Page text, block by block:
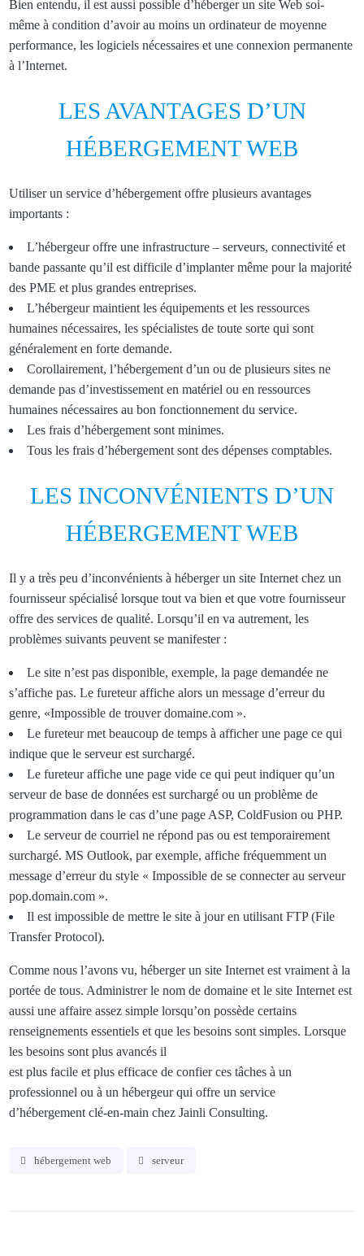
Bien entendu, il est aussi possible d’héberger un site Web soi-
même à condition d’avoir au moins un ordinateur de moyenne
performance, les logiciels nécessaires et une connexion permanente
à l’Internet.
LES AVANTAGES D’UN
HÉBERGEMENT WEB
Utiliser un service d’hébergement offre plusieurs avantages
importants :
L’hébergeur offre une infrastructure – serveurs, connectivité et
bande passante qu’il est difficile d’implanter même pour la majorité
des PME et plus grandes entreprises.
L’hébergeur maintient les équipements et les ressources
humaines nécessaires, les spécialistes de toute sorte qui sont
généralement en forte demande.
Corollairement, l’hébergement d’un ou de plusieurs sites ne
demande pas d’investissement en matériel ou en ressources
humaines nécessaires au bon fonctionnement du service.
Les frais d’hébergement sont minimes.
Tous les frais d’hébergement sont des dépenses comptables.
LES INCONVÉNIENTS D’UN
HÉBERGEMENT WEB
Il y a très peu d’inconvénients à héberger un site Internet chez un
fournisseur spécialisé lorsque tout va bien et que votre fournisseur
offre des services de qualité. Lorsqu’il en va autrement, les
problèmes suivants peuvent se manifester :
Le site n’est pas disponible, exemple, la page demandée ne
s’affiche pas. Le fureteur affiche alors un message d’erreur du
genre, «Impossible de trouver domaine.com ».
Le fureteur met beaucoup de temps à afficher une page ce qui
indique que le serveur est surchargé.
Le fureteur affiche une page vide ce qui peut indiquer qu’un
serveur de base de données est surchargé ou un problème de
programmation dans le cas d’une page ASP, ColdFusion ou PHP.
Le serveur de courriel ne répond pas ou est temporairement
surchargé. MS Outlook, par exemple, affiche fréquemment un
message d’erreur du style « Impossible de se connecter au serveur
pop.domain.com ».
Il est impossible de mettre le site à jour en utilisant FTP (File
Transfer Protocol).
Comme nous l’avons vu, héberger un site Internet est vraiment à la
portée de tous. Administrer le nom de domaine et le site Internet est
aussi une affaire assez simple lorsqu’on possède certains
renseignements essentiels et que les besoins sont simples. Lorsque
les besoins sont plus avancés il
est plus facile et plus efficace de confier ces tâches à un
professionnel ou à un hébergeur qui offre un service
d’hébergement clé-en-main chezJainli Consulting.
hébergement web serveur